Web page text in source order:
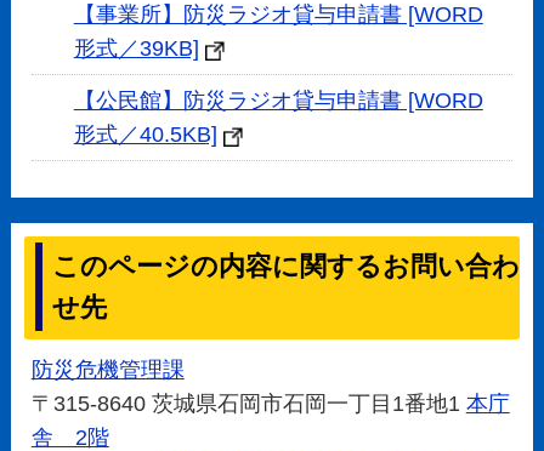
【事業所】防災ラジオ貸与申請書 [WORD
形式／39KB]
【公民館】防災ラジオ貸与申請書 [WORD
形式／40.5KB]
このページの内容に関するお問い合わ
せ先
防災危機管理課
〒315-8640 茨城県石岡市石岡一丁目1番地1 本庁
舎 2階